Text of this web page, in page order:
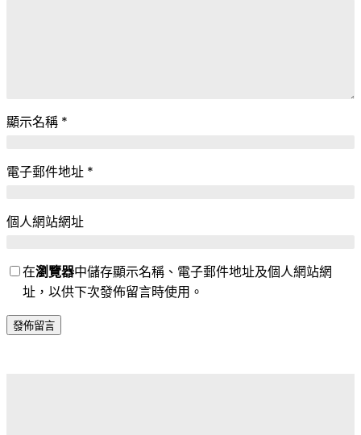
顯示名稱 *
電子郵件地址 *
個人網站網址
在瀏覽器中儲存顯示名稱、電子郵件地址及個人網站網
址，以供下次發佈留言時使用。